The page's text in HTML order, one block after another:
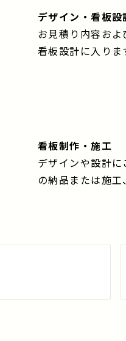
デザイン・看板設
お見積り内容お
看板設計に入りま
看板制作・施工
デザインや設計
の納品または施工